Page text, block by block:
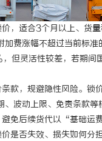
适合3个月以上、货量
加费涨幅不超过当前标
但灵活性较差，若期间
，规避隐性风险。锁价
、波动上限、免责条款
免后续货代以“基础运
是否失效、损失如何分担